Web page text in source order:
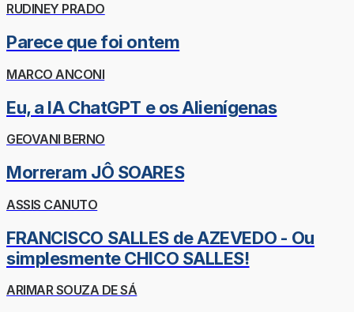
RUDINEY PRADO
Parece que foi ontem
MARCO ANCONI
Eu, a IA ChatGPT e os Alienígenas
GEOVANI BERNO
Morreram JÔ SOARES
ASSIS CANUTO
FRANCISCO SALLES de AZEVEDO - Ou
simplesmente CHICO SALLES!
ARIMAR SOUZA DE SÁ